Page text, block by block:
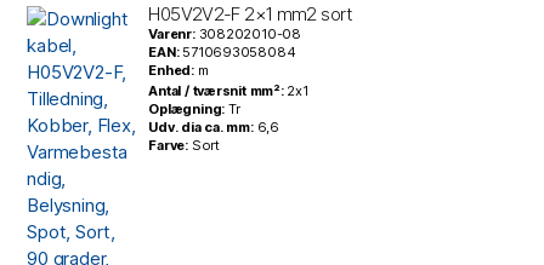
H05V2V2-F 2×1 mm2 sort
Varenr: 308202010-08
EAN: 5710693058084
Enhed: m
Antal / tværsnit mm²: 2x1
Oplægning: Tr
Udv. dia ca. mm: 6,6
Farve: Sort